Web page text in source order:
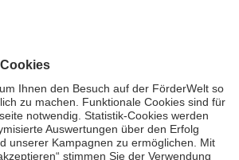
Projektes kann, je nach
über viele verschiedene